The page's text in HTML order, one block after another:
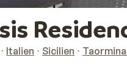
Italien Sicilien